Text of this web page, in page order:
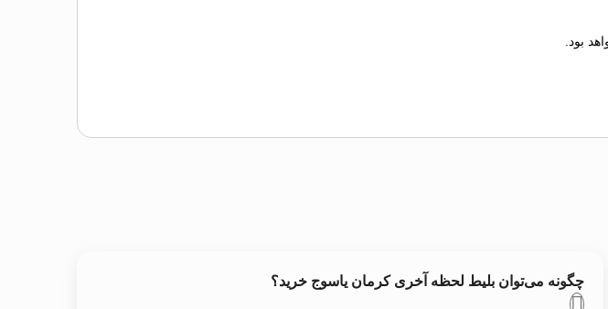
بود.
چگونه می‌توان بلیط لحظه آخری کرمان یاسوج خرید؟